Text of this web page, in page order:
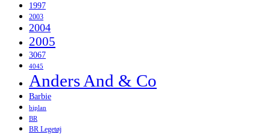
1997
2003
2004
2005
3067
4045
Anders And & Co
Barbie
biplan
BR
BR Legetøj